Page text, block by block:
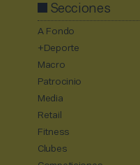
Secciones
A Fondo
+Deporte
Macro
Patrocinio
Media
Retail
Fitness
Clubes